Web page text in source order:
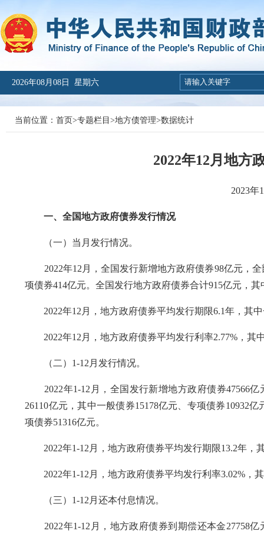
2026年08月08日 星期六
当前位置： 首页>专题栏目 >地方债管理>数据统计
2022年12月地方
2023
一、全国地方政府债券发行情况
（一）当月发行情况。
2022年12月，全国发行新增地方政府债券98亿元，全
项债券414亿元。全国发行地方政府债券合计915亿元，
2022年12月，地方政府债券平均发行期限6.1年，其中
2022年12月，地方政府债券平均发行利率2.77%，其
（二）1-12月发行情况。
2022年1-12月，全国发行新增地方政府债券47566亿
26110亿元，其中一般债券15178亿元、专项债券10932
项债券51316亿元。
2022年1-12月，地方政府债券平均发行期限13.2年，
2022年1-12月，地方政府债券平均发行利率3.02%，其
（三）1-12月还本付息情况。
2022年1-12月，地方政府债券到期偿还本金27758亿